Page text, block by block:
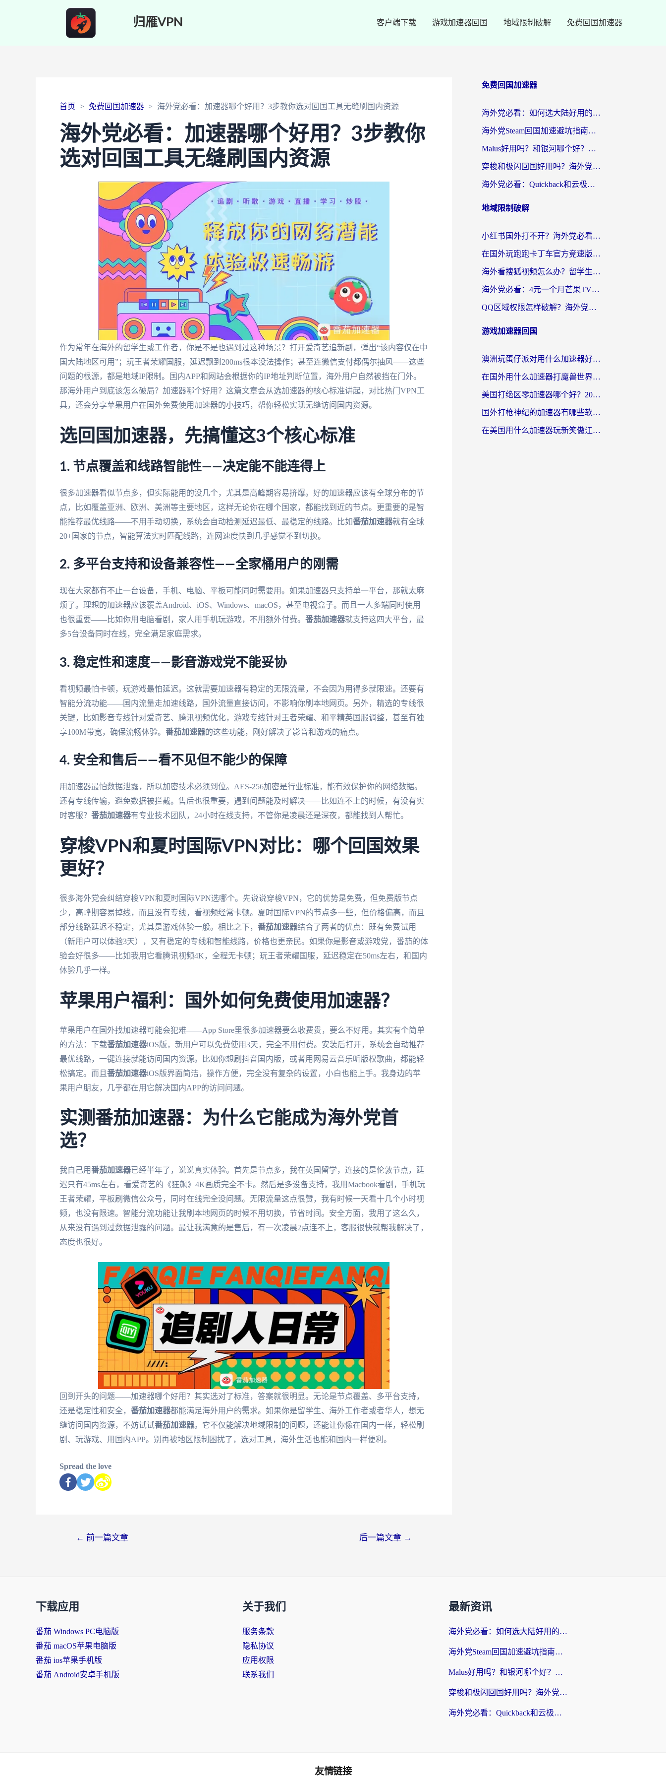
归雁VPN 客户端下载 游戏加速器回国 地域限制破解 免费回国加速器
首页 免费回国加速器 海外党必看：加速器哪个好用？3步教你选对回国工具无缝刷国内资源
海外党必看：加速器哪个好用？3步教你
选对回国工具无缝刷国内资源
作为常年在海外的留学生或工作者，你是不是也遇到过这种场景？打开爱奇艺追新剧，弹出“该内容仅在中
国大陆地区可用”；玩王者荣耀国服，延迟飘到200ms根本没法操作；甚至连微信支付都偶尔抽风——这些
问题的根源，都是地域IP限制。国内APP和网站会根据你的IP地址判断位置，海外用户自然被挡在门外。
那海外用户到底该怎么破局？加速器哪个好用？这篇文章会从选加速器的核心标准讲起，对比热门VPN工
具，还会分享苹果用户在国外免费使用加速器的小技巧，帮你轻松实现无缝访问国内资源。
选回国加速器，先搞懂这3个核心标准
1. 节点覆盖和线路智能性——决定能不能连得上
很多加速器看似节点多，但实际能用的没几个，尤其是高峰期容易挤爆。好的加速器应该有全球分布的节
点，比如覆盖亚洲、欧洲、美洲等主要地区，这样无论你在哪个国家，都能找到近的节点。更重要的是智
能推荐最优线路——不用手动切换，系统会自动检测延迟最低、最稳定的线路。比如番茄加速器就有全球
20+国家的节点，智能算法实时匹配线路，连网速度快到几乎感觉不到切换。
2. 多平台支持和设备兼容性——全家桶用户的刚需
现在大家都有不止一台设备，手机、电脑、平板可能同时需要用。如果加速器只支持单一平台，那就太麻
烦了。理想的加速器应该覆盖Android、iOS、Windows、macOS，甚至电视盒子。而且一人多端同时使用
也很重要——比如你用电脑看剧，家人用手机玩游戏，不用额外付费。 番茄加速器就支持这四大平台，最
多5台设备同时在线，完全满足家庭需求。
3. 稳定性和速度——影音游戏党不能妥协
看视频最怕卡顿，玩游戏最怕延迟。这就需要加速器有稳定的无限流量，不会因为用得多就限速。还要有
智能分流功能——国内流量走加速线路，国外流量直接访问，不影响你刷本地网页。另外，精选的专线很
关键，比如影音专线针对爱奇艺、腾讯视频优化，游戏专线针对王者荣耀、和平精英国服调整，甚至有独
享100M带宽，确保流畅体验。 番茄加速器的这些功能，刚好解决了影音和游戏的痛点。
4. 安全和售后——看不见但不能少的保障
用加速器最怕数据泄露，所以加密技术必须到位。AES-256加密是行业标准，能有效保护你的网络数据。
还有专线传输，避免数据被拦截。售后也很重要，遇到问题能及时解决——比如连不上的时候，有没有实
时客服？ 番茄加速器有专业技术团队，24小时在线支持，不管你是凌晨还是深夜，都能找到人帮忙。
穿梭VPN和夏时国际VPN对比：哪个回国效果
更好？
很多海外党会纠结穿梭VPN和夏时国际VPN选哪个。先说说穿梭VPN，它的优势是免费，但免费版节点
少，高峰期容易掉线，而且没有专线，看视频经常卡顿。夏时国际VPN的节点多一些，但价格偏高，而且
部分线路延迟不稳定，尤其是游戏体验一般。相比之下， 番茄加速器结合了两者的优点：既有免费试用
（新用户可以体验3天），又有稳定的专线和智能线路，价格也更亲民。如果你是影音或游戏党，番茄的体
验会好很多——比如我用它看腾讯视频4K，全程无卡顿；玩王者荣耀国服，延迟稳定在50ms左右，和国内
体验几乎一样。
苹果用户福利：国外如何免费使用加速器？
苹果用户在国外找加速器可能会犯难——App Store里很多加速器要么收费贵，要么不好用。其实有个简单
的方法：下载番茄加速器iOS版，新用户可以免费使用3天，完全不用付费。安装后打开，系统会自动推荐
最优线路，一键连接就能访问国内资源。比如你想刷抖音国内版，或者用网易云音乐听版权歌曲，都能轻
松搞定。而且 番茄加速器iOS版界面简洁，操作方便，完全没有复杂的设置，小白也能上手。我身边的苹
果用户朋友，几乎都在用它解决国内APP的访问问题。
实测番茄加速器：为什么它能成为海外党首
选？
我自己用番茄加速器已经半年了，说说真实体验。首先是节点多，我在英国留学，连接的是伦敦节点，延
迟只有45ms左右，看爱奇艺的《狂飙》4K画质完全不卡。然后是多设备支持，我用Macbook看剧，手机玩
王者荣耀，平板刷微信公众号，同时在线完全没问题。无限流量这点很赞，我有时候一天看十几个小时视
频，也没有限速。智能分流功能让我刷本地网页的时候不用切换，节省时间。安全方面，我用了这么久，
从来没有遇到过数据泄露的问题。最让我满意的是售后，有一次凌晨2点连不上，客服很快就帮我解决了，
态度也很好。
回到开头的问题——加速器哪个好用？其实选对了标准，答案就很明显。无论是节点覆盖、多平台支持，
还是稳定性和安全， 番茄加速器都能满足海外用户的需求。如果你是留学生、海外工作者或者华人，想无
缝访问国内资源，不妨试试番茄加速器。它不仅能解决地域限制的问题，还能让你像在国内一样，轻松刷
剧、玩游戏、用国内APP。别再被地区限制困扰了，选对工具，海外生活也能和国内一样便利。
Spread the love
← 前一篇文章 后一篇文章 →
免费回国加速器
海外党必看：如何选大陆好用的vpn？一篇解决你的回国访问难题
海外党Steam回国加速避坑指南：从延迟卡顿到无缝畅玩，我踩过的坑和最优解
Malus好用吗？和银河哪个好？海外党选回国加速器的避坑指南（附乌克兰玩国内游戏实测）
穿梭和极闪回国好用吗？海外党亲测4款加速器+1个隐藏宝藏
海外党必看：Quickback和云极好用吗？3招教你选对回国加速器（附PC端VPN实测对比）
地域限制破解
小红书国外打不开？海外党必看！3步解决国内影音、生活服务全畅通
在国外玩跑跑卡丁车官方竞速版总卡顿？这篇攻略帮你解决地区限制+低延迟难题
海外看搜狐视频怎么办？留学生亲测有效的回国加速器选择指南
海外党必看：4元一个月芒果TV会员？选对回国加速器就能实现！
QQ区域权限怎样破解？海外党亲测有效的回国加速方案（附看剧看电影神器推荐）
游戏加速器回国
澳洲玩蛋仔派对用什么加速器好？留学生亲测有效的国服游戏加速指南
在国外用什么加速器打魔兽世界不卡？海外党国服游戏流畅指南
美国打绝区零加速器哪个好？2026海外玩家实测指南（附英国部落冲突梦幻西游加速技巧）
国外打枪神纪的加速器有哪些软件？2026海外玩家亲测实用指南
在美国用什么加速器玩新笑傲江湖比较好一点？海外玩家亲测的靠谱方案
下载应用
番茄 Windows PC电脑版
番茄 macOS苹果电脑版
番茄 ios苹果手机版
番茄 Android安卓手机版
关于我们
服务条款
隐私协议
应用权限
联系我们
最新资讯
海外党必看：如何选大陆好用的vpn？一篇解决你的回国访问难题
海外党Steam回国加速避坑指南：从延迟卡顿到无缝畅玩，我踩过的坑和最优解
Malus好用吗？和银河哪个好？海外党选回国加速器的避坑指南（附乌克兰玩国内游戏实测）
穿梭和极闪回国好用吗？海外党亲测4款加速器+1个隐藏宝藏
海外党必看：Quickback和云极好用吗？3招教你选对回国加速器（附PC端VPN实测对比）
友情链接